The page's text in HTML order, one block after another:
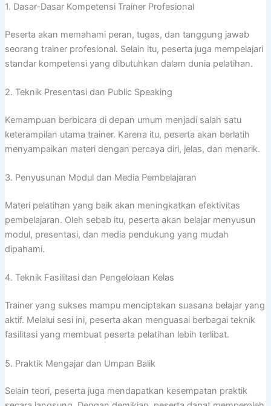
1. Dasar-Dasar Kompetensi Trainer Profesional
Peserta akan memahami peran, tugas, dan tanggung jawab
seorang trainer profesional. Selain itu, peserta juga mempelajari
standar kompetensi yang dibutuhkan dalam dunia pelatihan.
2. Teknik Presentasi dan Public Speaking
Kemampuan berbicara di depan umum menjadi salah satu
keterampilan utama trainer. Karena itu, peserta akan berlatih
menyampaikan materi dengan percaya diri, jelas, dan menarik.
3. Penyusunan Modul dan Media Pembelajaran
Materi pelatihan yang baik akan meningkatkan efektivitas
pembelajaran. Oleh sebab itu, peserta akan belajar menyusun
modul, presentasi, dan media pendukung yang mudah
dipahami.
4. Teknik Fasilitasi dan Pengelolaan Kelas
Trainer yang sukses mampu menciptakan suasana belajar yang
aktif. Melalui sesi ini, peserta akan menguasai berbagai teknik
fasilitasi yang membuat peserta pelatihan lebih terlibat.
5. Praktik Mengajar dan Umpan Balik
Selain teori, peserta juga mendapatkan kesempatan praktik